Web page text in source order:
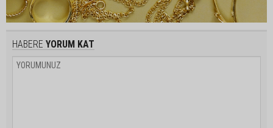
HABERE YORUM KAT